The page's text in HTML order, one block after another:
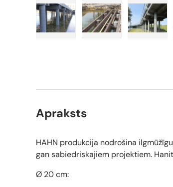
Apraksts
HAHN produkcija nodrošina
gan sabiedriskajiem projektiem.
Ø 20 cm: